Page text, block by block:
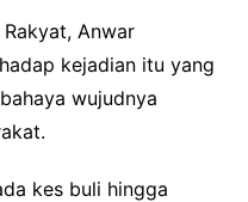
Anwar
kejadian itu yang
wujudnya
kes buli hingga